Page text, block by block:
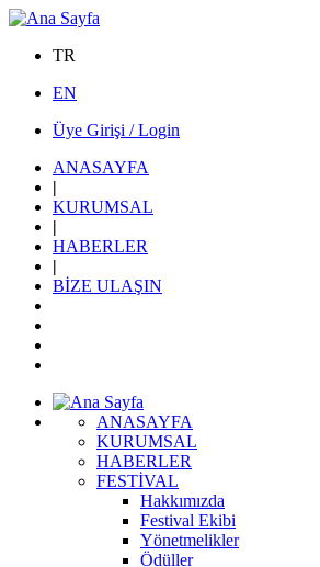
TR
EN
Üye Girişi / Login
ANASAYFA
|
KURUMSAL
|
HABERLER
|
BİZE ULAŞIN
ANASAYFA
KURUMSAL
HABERLER
FESTİVAL
Hakkımızda
Festival Ekibi
Yönetmelikler
Ödüller